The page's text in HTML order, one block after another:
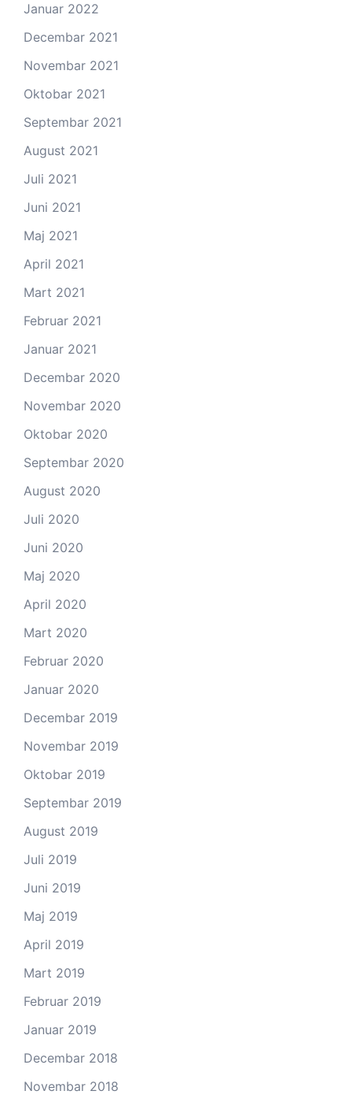
Januar 2022
Decembar 2021
Novembar 2021
Oktobar 2021
Septembar 2021
August 2021
Juli 2021
Juni 2021
Maj 2021
April 2021
Mart 2021
Februar 2021
Januar 2021
Decembar 2020
Novembar 2020
Oktobar 2020
Septembar 2020
August 2020
Juli 2020
Juni 2020
Maj 2020
April 2020
Mart 2020
Februar 2020
Januar 2020
Decembar 2019
Novembar 2019
Oktobar 2019
Septembar 2019
August 2019
Juli 2019
Juni 2019
Maj 2019
April 2019
Mart 2019
Februar 2019
Januar 2019
Decembar 2018
Novembar 2018